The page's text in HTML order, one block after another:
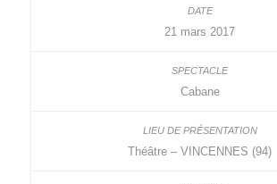
21 mars 2017
Cabane
Théâtre – VINCENNES (94)